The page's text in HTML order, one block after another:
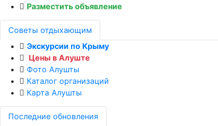
Разместить объявление
Советы отдыхающим
Экскурсии по Крыму
Цены в Алуште
Фото Алушты
Каталог организаций
Карта Алушты
Последние обновления